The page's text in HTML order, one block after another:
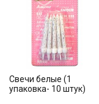
Свечи белые (1
упаковка- 10 штук)